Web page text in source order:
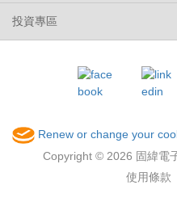
投資專區
Renew or change your
Copyright © 2026 固緯電
使用條款